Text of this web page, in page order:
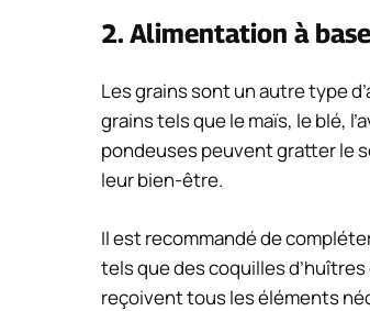
2. Alimentation à
Les grains sont un autre type
grains tels que le maïs, le blé,
pondeuses peuvent gratter le
leur bien-être.
Il est recommandé de
tels que des coquilles
reçoivent tous les éléments